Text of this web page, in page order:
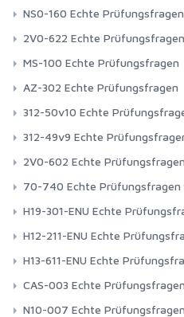
NS0-160 Echte Prüfungsfragen
2V0-622 Echte Prüfungsfragen
MS-100 Echte Prüfungsfragen
AZ-302 Echte Prüfungsfragen
312-50v10 Echte
312-49v9 Echte
2V0-602 Echte Prüfungsfragen
70-740 Echte Prüfungsfragen
H19-301-ENU Echte
H12-211-ENU Echte
H13-611-ENU Echte
CAS-003 Echte Prüfungsfragen
N10-007 Echte Prüfungsfragen